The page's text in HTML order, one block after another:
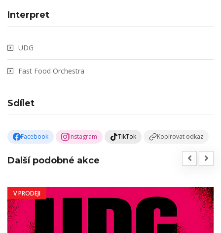
Interpret
UDG
Fast Food Orchestra
Sdílet
Facebook Instagram TikTok Kopírovat odkaz
Další podobné akce
V PRODEJI